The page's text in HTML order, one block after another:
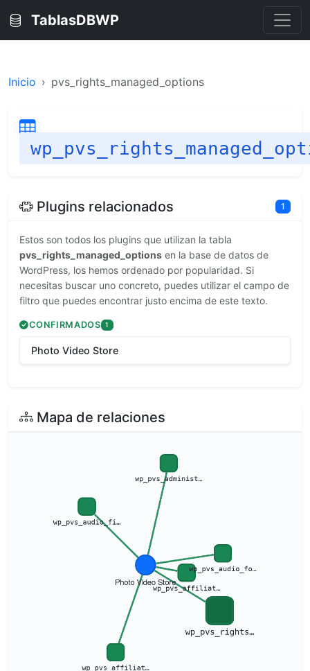
TablasDBWP
Inicio pvs_rights_managed_options
Plugins relacionados 1
Estos son todos los plugins que utilizan la tabla
pvs_rights_managed_options en la base de datos de
WordPress, los hemos ordenado por popularidad. Si
necesitas buscar uno concreto, puedes utilizar el campo de
filtro que puedes encontrar justo encima de este texto.
CONFIRMADOS 1
Photo Video Store
Mapa de relaciones